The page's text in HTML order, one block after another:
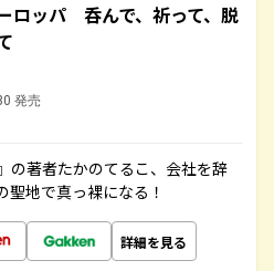
ロッパ 呑んで、祈って、脱
発売
の著者たかのてるこ、会社を辞
聖地で真っ裸になる！
詳細を見る